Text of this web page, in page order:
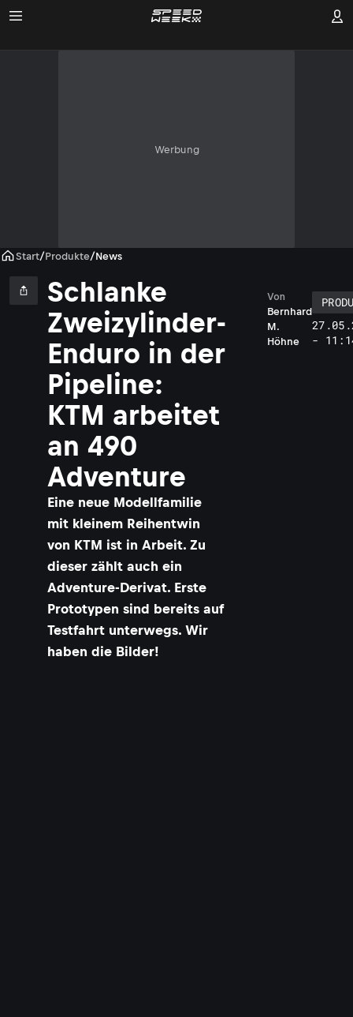
Werbung
Start/Produkte/News
Schlanke
Zweizylinder-
Enduro in der
Pipeline:
KTM arbeitet
an 490
Adventure
Eine neue Modellfamilie
mit kleinem Reihentwin
von KTM ist in Arbeit. Zu
dieser zählt auch ein
Adventure-Derivat. Erste
Prototypen sind bereits auf
Testfahrt unterwegs. Wir
haben die Bilder!
Bernhard
M.
Höhne
Von
-